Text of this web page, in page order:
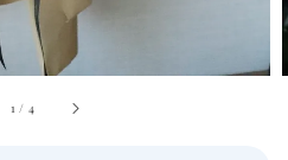
1 / 4